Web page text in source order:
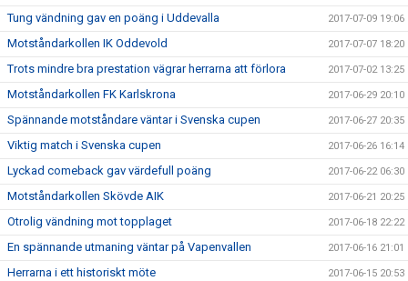
Tung vändning gav en poäng i Uddevalla 2017-07-09 19:06
Motståndarkollen IK Oddevold 2017-07-07 18:20
Trots mindre bra prestation vägrar herrarna att förlora 2017-07-02 13:25
Motståndarkollen FK Karlskrona 2017-06-29 20:10
Spännande motståndare väntar i Svenska cupen 2017-06-27 20:35
Viktig match i Svenska cupen 2017-06-26 16:14
Lyckad comeback gav värdefull poäng 2017-06-22 06:30
Motståndarkollen Skövde AIK 2017-06-21 20:25
Otrolig vändning mot topplaget 2017-06-18 22:22
En spännande utmaning väntar på Vapenvallen 2017-06-16 21:01
Herrarna i ett historiskt möte 2017-06-15 20:53